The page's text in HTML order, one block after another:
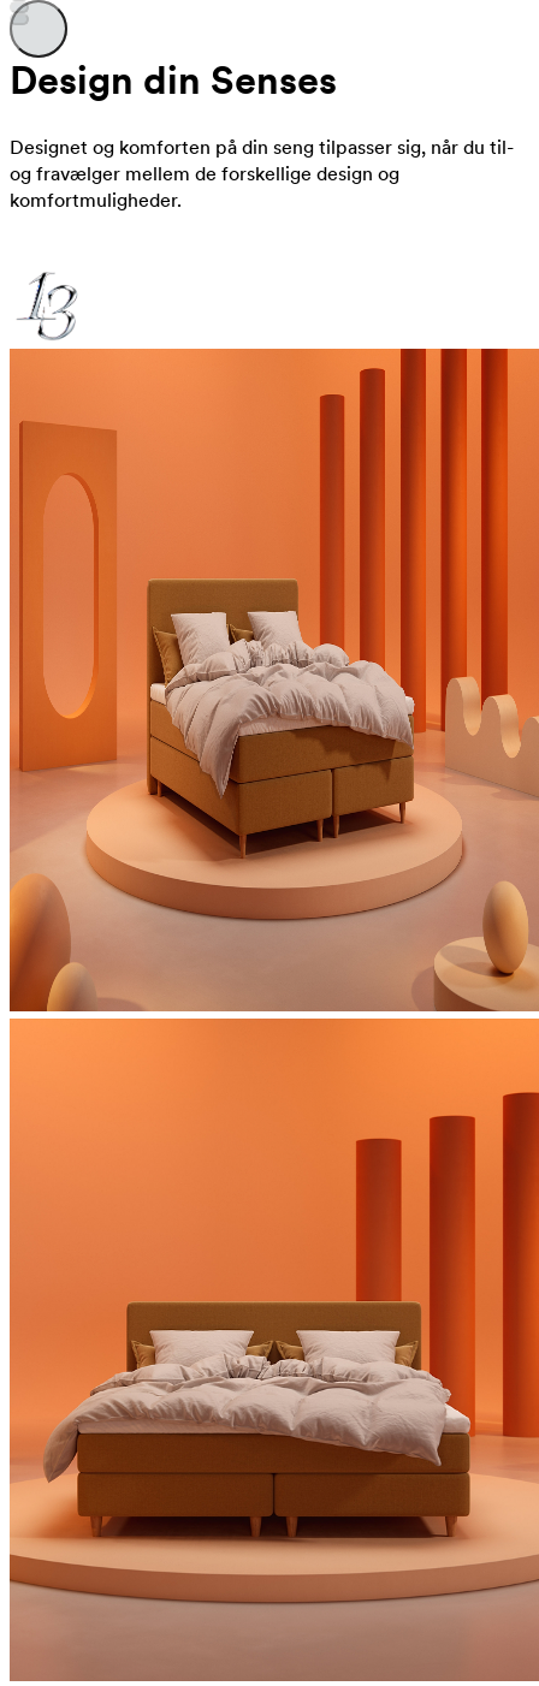
Design din Senses
Designet og komforten på din seng tilpasser sig, når du til-
og fravælger mellem de forskellige design og
komfortmuligheder.